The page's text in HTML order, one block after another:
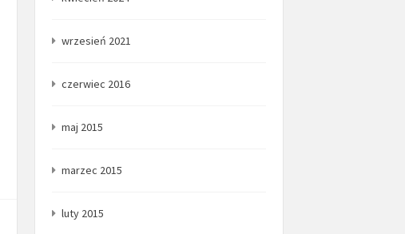
wrzesień 2021
czerwiec 2016
maj 2015
marzec 2015
luty 2015